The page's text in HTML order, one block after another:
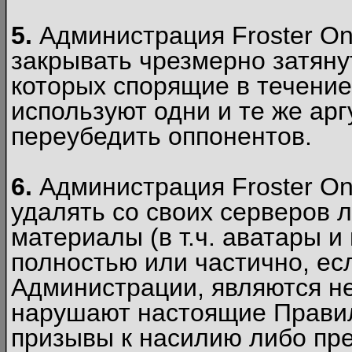
5. Администрация Froster
закрывать чрезмерно
которых спорящие в
используют одни и те же
переубедить оппонентов.
6. Администрация Froster
удалять со своих
материалы (в т.ч. аватары и
полностью или частично,
Администрации, являются
нарушают настоящие
призывы к насилию либо